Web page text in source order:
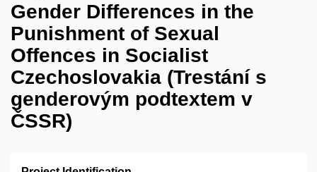
Gender Differences in the
Punishment of Sexual
Offences in Socialist
Czechoslovakia (Trestání s
genderovým podtextem v
ČSSR)